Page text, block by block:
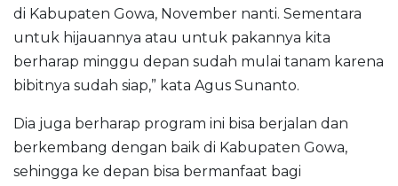
di Kabupaten Gowa, November nanti. Sementara
untuk hijauannya atau untuk pakannya kita
berharap minggu depan sudah mulai tanam karena
bibitnya sudah siap,” kata Agus Sunanto.
Dia juga berharap program ini bisa berjalan dan
berkembang dengan baik di Kabupaten Gowa,
sehingga ke depan bisa bermanfaat bagi